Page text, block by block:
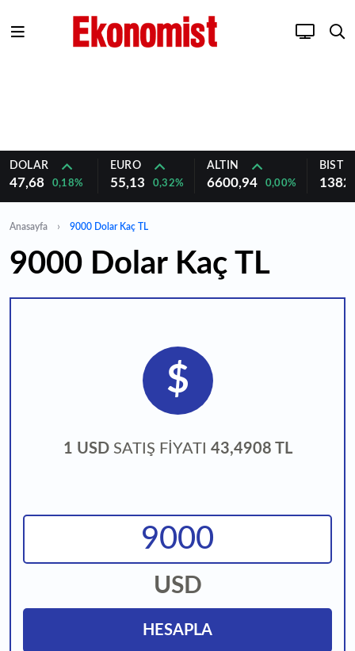
DOLAR
47,68 0,18%
EURO
55,13 0,32%
ALTIN
6600,94 0,00%
BIST
Anasayfa 9000 Dolar Kaç TL
9000 Dolar Kaç TL
$
1 USD SATIŞ FİYATI 43,4908 TL
USD
HESAPLA